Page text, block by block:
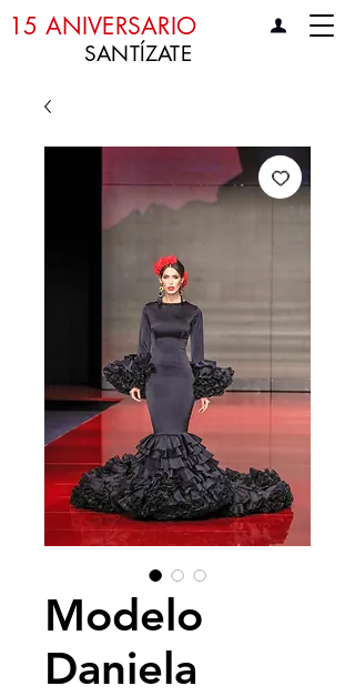
15 ANIVERSARIO
SANTÍZATE
Modelo
Daniela